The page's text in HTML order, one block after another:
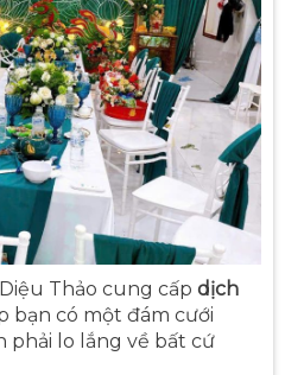
Thảo cung cấp dịch
bạn có một đám cưới
phải lo lắng về bất cứ